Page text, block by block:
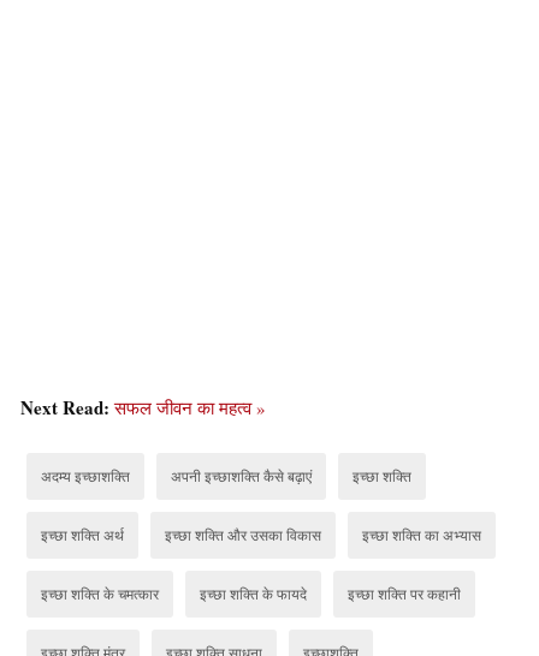
Next Read:सफल जीवन का महत्व »
अदम्य इच्छाशक्ति अपनी इच्छाशक्ति कैसे बढ़ाएं इच्छा शक्ति
इच्छा शक्ति अर्थ इच्छा शक्ति और उसका विकास इच्छा शक्ति का अभ्यास
इच्छा शक्ति के चमत्कार इच्छा शक्ति के फायदे इच्छा शक्ति पर कहानी